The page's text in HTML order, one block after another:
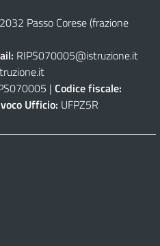
Passo Corese (frazione
RIPS070005@istruzione.it
| Codice fiscale:
Ufficio: UFPZ5R